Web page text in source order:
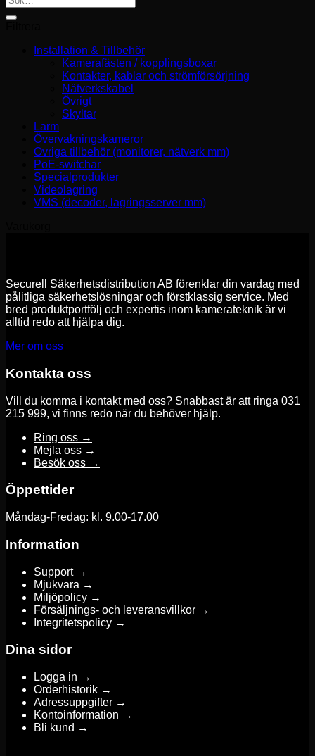
efter:
Installation & Tillbehör
Kamerafästen / kopplingsboxar
Kontakter, kablar och strömförsörjning
Nätverkskabel
Övrigt
Skyltar
Larm
Övervakningskameror
Övriga tillbehör (monitorer, nätverk mm)
PoE-switchar
Specialprodukter
Videolagring
VMS (decoder, lagringsserver mm)
Securell Säkerhetsdistribution AB förenklar din vardag med
pålitliga säkerhetslösningar och förstklassig service. Med
bred produktportfölj och expertis inom kamerateknik är vi
alltid redo att hjälpa dig.
Mer om oss
Kontakta oss
Vill du komma i kontakt med oss? Snabbast är att ringa 031
215 999, vi finns redo när du behöver hjälp.
Ring oss →
Mejla oss →
Besök oss →
Öppettider
Måndag-Fredag: kl. 9.00-17.00
Information
Support →
Mjukvara →
Miljöpolicy →
Försäljnings- och leveransvillkor →
Integritetspolicy →
Dina sidor
Logga in →
Orderhistorik →
Adressuppgifter →
Kontoinformation →
Bli kund →